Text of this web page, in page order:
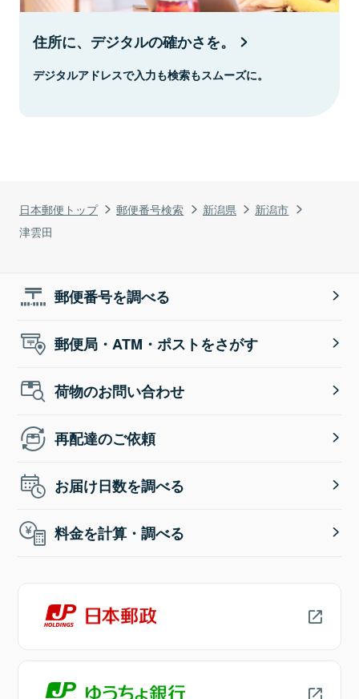
日本郵便トップ 郵便番号検索 新潟県
新潟市
津雲田
住所に、デジタルの確かさを。
デジタルアドレスで入力も検索もスムーズに。
郵便番号を調べる
郵便局・ATM・ポストをさがす
荷物のお問い合わせ
再配達のご依頼
お届け日数を調べる
料金を計算・調べる